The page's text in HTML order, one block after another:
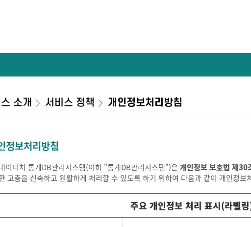
소개 서비스 정책 개인정보처리방침
정보처리방침
이터처 통계DB관리시스템(이하 "통계DB관리시스템")은 개인정보 보호법 제30
고충을 신속하고 원활하게 처리할 수 있도록 하기 위하여 다음과 같이 개인정보
주요 개인정보 처리 표시(라벨